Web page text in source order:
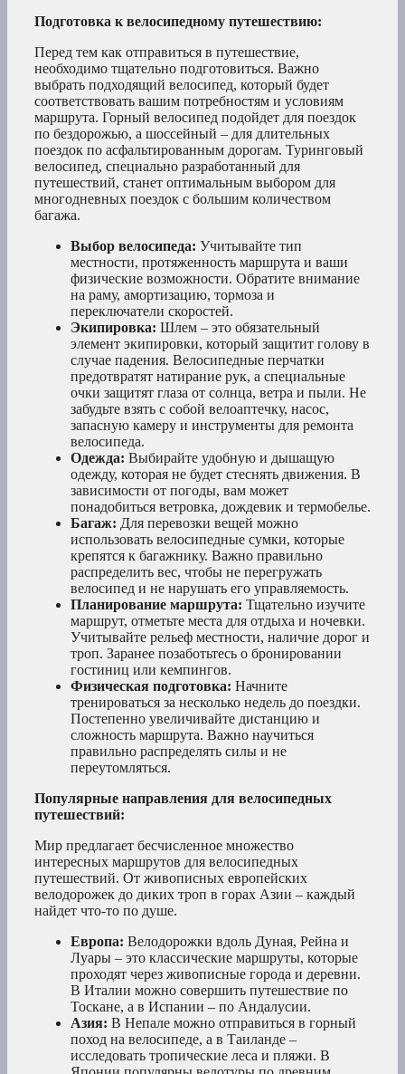
Подготовка к велосипедному путешествию:
Перед тем как отправиться в путешествие,
необходимо тщательно подготовиться. Важно
выбрать подходящий велосипед, который будет
соответствовать вашим потребностям и условиям
маршрута. Горный велосипед подойдет для поездок
по бездорожью, а шоссейный – для длительных
поездок по асфальтированным дорогам. Туринговый
велосипед, специально разработанный для
путешествий, станет оптимальным выбором для
многодневных поездок с большим количеством
багажа.
Выбор велосипеда: Учитывайте тип
местности, протяженность маршрута и ваши
физические возможности. Обратите внимание
на раму, амортизацию, тормоза и
переключатели скоростей.
Экипировка: Шлем – это обязательный
элемент экипировки, который защитит голову в
случае падения. Велосипедные перчатки
предотвратят натирание рук, а специальные
очки защитят глаза от солнца, ветра и пыли. Не
забудьте взять с собой велоаптечку, насос,
запасную камеру и инструменты для ремонта
велосипеда.
Одежда: Выбирайте удобную и дышащую
одежду, которая не будет стеснять движения. В
зависимости от погоды, вам может
понадобиться ветровка, дождевик и термобелье.
Багаж: Для перевозки вещей можно
использовать велосипедные сумки, которые
крепятся к багажнику. Важно правильно
распределить вес, чтобы не перегружать
велосипед и не нарушать его управляемость.
Планирование маршрута: Тщательно изучите
маршрут, отметьте места для отдыха и ночевки.
Учитывайте рельеф местности, наличие дорог и
троп. Заранее позаботьтесь о бронировании
гостиниц или кемпингов.
Физическая подготовка: Начните
тренироваться за несколько недель до поездки.
Постепенно увеличивайте дистанцию и
сложность маршрута. Важно научиться
правильно распределять силы и не
переутомляться.
Популярные направления для велосипедных
путешествий:
Мир предлагает бесчисленное множество
интересных маршрутов для велосипедных
путешествий. От живописных европейских
велодорожек до диких троп в горах Азии – каждый
найдет что-то по душе.
Европа: Велодорожки вдоль Дуная, Рейна и
Луары – это классические маршруты, которые
проходят через живописные города и деревни.
В Италии можно совершить путешествие по
Тоскане, а в Испании – по Андалусии.
Азия: В Непале можно отправиться в горный
поход на велосипеде, а в Таиланде –
исследовать тропические леса и пляжи. В